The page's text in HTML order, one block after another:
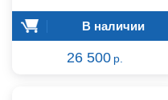
В наличии
26 500 р.